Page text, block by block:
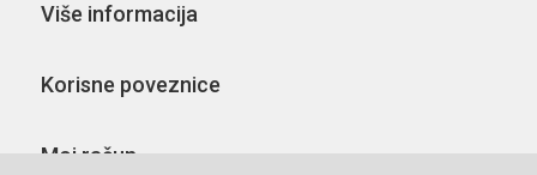
Više informacija
Korisne poveznice
Moj račun